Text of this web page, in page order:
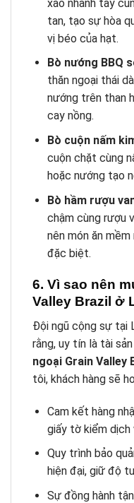
xào nhanh tay
tan, tạo sự hòa
vị béo của hạt.
Bò nướng BBQ
thăn ngoại thái
nướng trên than
cay nồng.
Bò cuộn nấm
cuộn chặt cùng
hoặc nướng tạo
Bò hầm rượu
chậm cùng rượu
nên món ăn
đặc biệt.
6. Vì sao nên
Valley Brazil ở
Đội ngũ cộng sự tại
rằng, uy tín là tài
ngoại Grain Valley
tôi, khách hàng sẽ
Cam kết hàng
giấy tờ kiểm dịch
Quy trình bảo
hiện đại, giữ độ
Sự đồng hành